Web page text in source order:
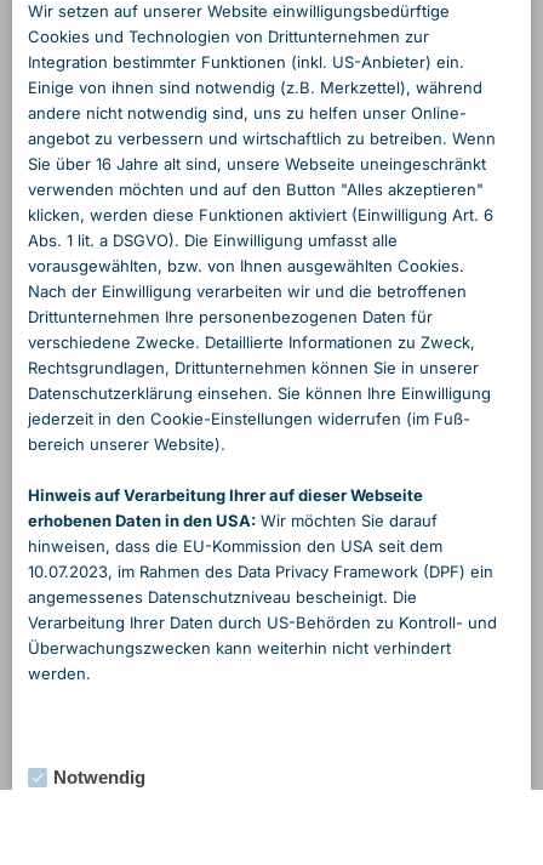
Wir setzen auf unserer Website einwilligungs­bedürftige
Cookies und Technologien von Dritt­unternehmen zur
Integration bestimmter Funktionen (inkl. US-Anbieter) ein.
Einige von ihnen sind notwendig (z.B. Merkzettel), während
andere nicht notwendig sind, uns zu helfen unser Online­
angebot zu verbessern und wirtschaftlich zu betreiben. Wenn
Sie über 16 Jahre alt sind, unsere Webseite unein­geschränkt
verwenden möchten und auf den Button "Alles akzeptieren"
klicken, werden diese Funktionen aktiviert (Einwilligung Art. 6
Abs. 1 lit. a DSGVO). Die Einwilligung umfasst alle
vorausgewählten, bzw. von Ihnen ausgewählten Cookies.
Nach der Einwilligung verarbeiten wir und die betroffenen
Dritt­unternehmen Ihre personen­bezogenen Daten für
verschiedene Zwecke. Detaillierte Informationen zu Zweck,
Rechts­grundlagen, Dritt­unternehmen können Sie in unserer
Daten­schutzerklärung einsehen. Sie können Ihre Einwilligung
jederzeit in den Cookie-Einstellungen widerrufen (im Fuß­
bereich unserer Website).
Hinweis auf Verarbeitung Ihrer auf dieser Webseite
erhobenen Daten in den USA:Wir möchten Sie darauf
hinweisen, dass die EU-Kommission den USA seit dem
10.07.2023, im Rahmen des Data Privacy Framework (DPF) ein
angemessenes Daten­schutzniveau bescheinigt. Die
Verarbeitung Ihrer Daten durch US-Behörden zu Kontroll- und
Überwachungs­zwecken kann weiterhin nicht verhindert
werden.
Notwendig